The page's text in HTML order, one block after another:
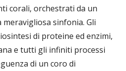
corali, orchestrati da un
sinfonia. Gli
di proteine ed enzimi,
e tutti gli infiniti processi
di un coro di